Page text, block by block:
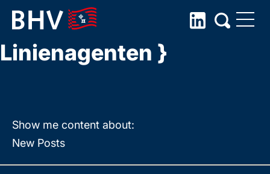
Skip
the
{ Schiffsmakler und
Linienagenten }
Show me content about:
New Posts